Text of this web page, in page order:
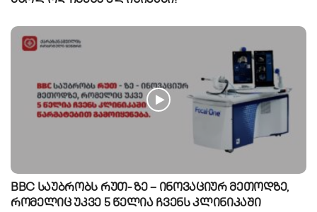
BBC საუბრობს რუთ- ზე – ინოვაციურ მეთოდზე,
რომელიც უკვე 5 წელია ჩვენს კლინიკაში